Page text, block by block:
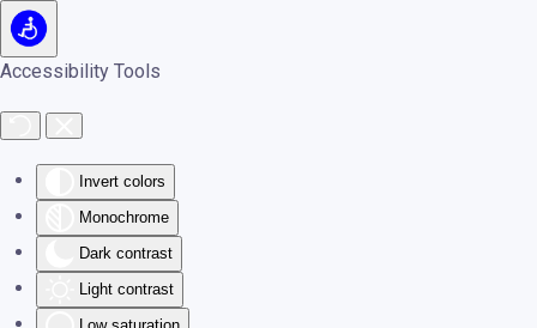
Accessibility Tools
Invert colors
Monochrome
Dark contrast
Light contrast
Skip to main content